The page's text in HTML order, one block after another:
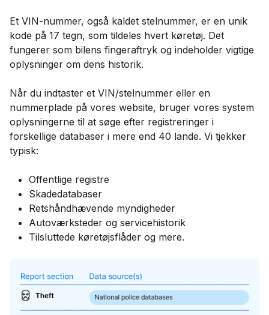
Et VIN-nummer, også kaldet stelnummer, er en unik
kode på 17 tegn, som tildeles hvert køretøj. Det
fungerer som bilens fingeraftryk og indeholder vigtige
oplysninger om dens historik.
Når du indtaster et VIN/stelnummer eller en
nummerplade på vores website, bruger vores system
oplysningerne til at søge efter registreringer i
forskellige databaser i mere end 40 lande. Vi tjekker
typisk:
Offentlige registre
Skadedatabaser
Retshåndhævende myndigheder
Autoværksteder og servicehistorik
Tilsluttede køretøjsflåder og mere.